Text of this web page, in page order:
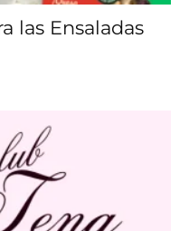
las Ensaladas